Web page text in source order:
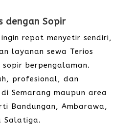
dengan Sopir
repot menyetir sendiri,
layanan sewa Terios
berpengalaman.
profesional, dan
Semarang maupun area
Bandungan, Ambarawa,
Salatiga.